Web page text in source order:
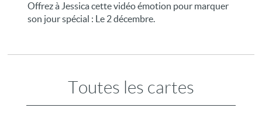
Offrez à Jessica cette vidéo émotion pour marquer
son jour spécial : Le 2 décembre.
Toutes les cartes